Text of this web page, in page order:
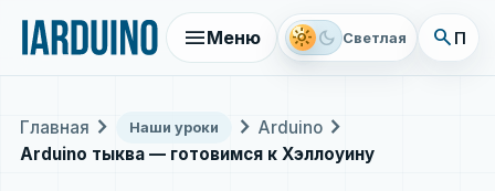
menuМеню light_mode dark_mode Светлая search
Главная chevron_right Наши уроки chevron_right Arduino chevron_right
Arduino тыква — готовимся к Хэллоуину